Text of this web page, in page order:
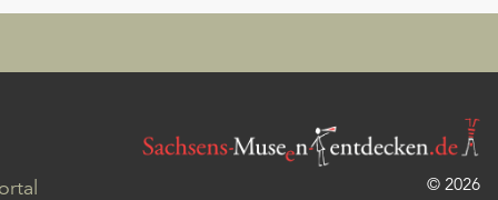
© 2026